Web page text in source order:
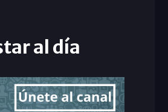
al día